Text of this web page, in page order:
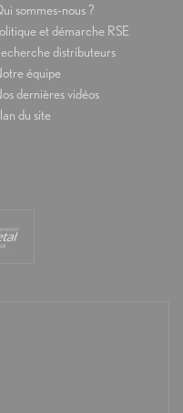
sommes-nous ?
et démarche RSE
distributeurs
équipe
dernières vidéos
du site